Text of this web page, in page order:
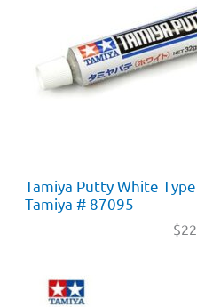
Tamiya Putty White
Tamiya # 87095
$